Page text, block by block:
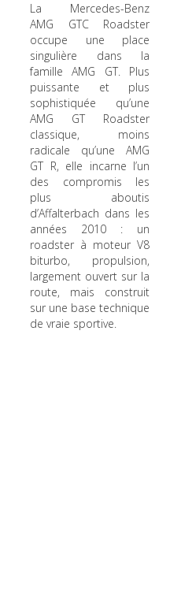
La Mercedes-Benz
AMG GTC Roadster
occupe une place
singulière dans la
famille AMG GT. Plus
puissante et plus
sophistiquée qu’une
AMG GT Roadster
classique, moins
radicale qu’une AMG
GT R, elle incarne l’un
des compromis les
plus aboutis
d’Affalterbach dans les
années 2010 : un
roadster à moteur V8
biturbo, propulsion,
largement ouvert sur la
route, mais construit
sur une base technique
de vraie sportive.